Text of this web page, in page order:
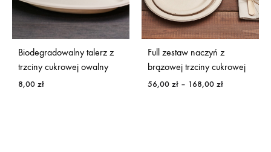
Biodegradowalny talerz z
trzciny cukrowej owalny
8,00 zł
Full zestaw naczyń z
brązowej trzciny cukrowej
56,00 zł – 168,00 złZakres